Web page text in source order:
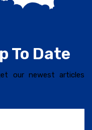
To Date
our newest articles